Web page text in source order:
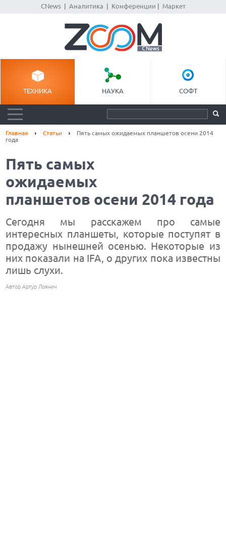
CNews| Аналитика Конференции Маркет
ТЕХНИКА НАУКА СОФТ
Главная Статьи
Пять самых ожидаемых планшетов осени 2014
года
Пять самых
ожидаемых
планшетов осени 2014 года
Сегодня мы расскажем про самые
интересных планшеты, которые поступят в
продажу нынешней осенью. Некоторые из
них показали на IFA, о других пока известны
лишь слухи.
Автор Артур Лоянич